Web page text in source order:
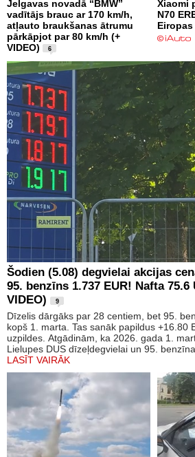
Jelgavas novadā “BMW”
vadītājs brauc ar 170 km/h,
atļauto braukšanas ātrumu
pārkāpjot par 80 km/h (+
VIDEO)
6
Xiaomi
N70
Eiropas
Šodien (5.08) degvielai akcijas
95. benzīns 1.737 EUR! Nafta
VIDEO)
9
Dīzelis dārgāks par 28 centiem, bet 95.
kopš 1. marta. Tas sanāk papildus +16.80
uzpildes. Atgādinām, ka 2026. gada 1.
Lielupes DUS dīzeļdegvielai un 95.
LASĪT VAIRĀK